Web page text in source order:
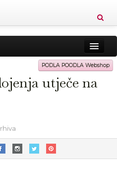
Zdravlje Vitkost
Putovanja Recepti
PODLA POODLA Webshop
utječe na